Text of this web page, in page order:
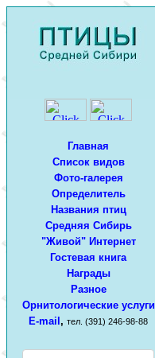
Главная
Список видов
Фото-галерея
Определитель
Названия птиц
Средняя Сибирь
"Живой" Интернет
Гостевая книга
Награды
Разное
Орнитологические услуги
E-mail , тел. (391) 246-98-88